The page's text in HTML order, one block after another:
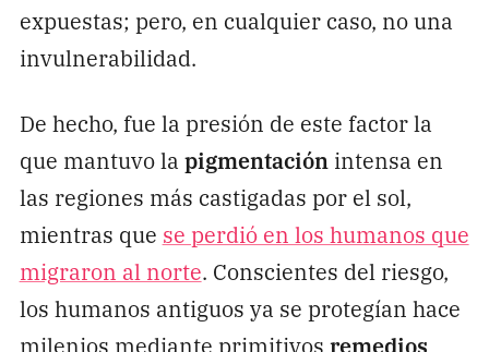
expuestas; pero, en cualquier caso, no una
invulnerabilidad.
De hecho, fue la presión de este factor la
que mantuvo la pigmentaciónintensa en
las regiones más castigadas por el sol,
mientras que se perdió en los humanos que
migraron al norte. Conscientes del riesgo,
los humanos antiguos ya se protegían hace
milenios mediante primitivos remedios